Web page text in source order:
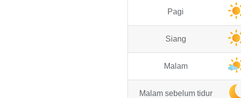
Pagi
Siang
Malam
Malam sebelum tidur